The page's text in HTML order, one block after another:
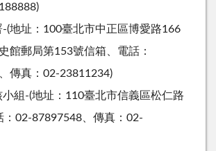
(地址：100臺北市中正區博愛路166
館郵局第153號信箱、電話：
傳真：02-23811234)
組-(地址：110臺北市信義區松仁路
：02-87897548、傳真：02-